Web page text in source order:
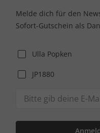
Melde dich für den
Sofort-Gutschein als
Ulla Popken
JP1880